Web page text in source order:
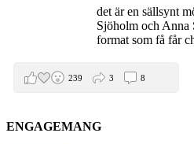
det är en sällsynt
Sjöholm och Anna
format som få får
239 3 8
ENGAGEMANG